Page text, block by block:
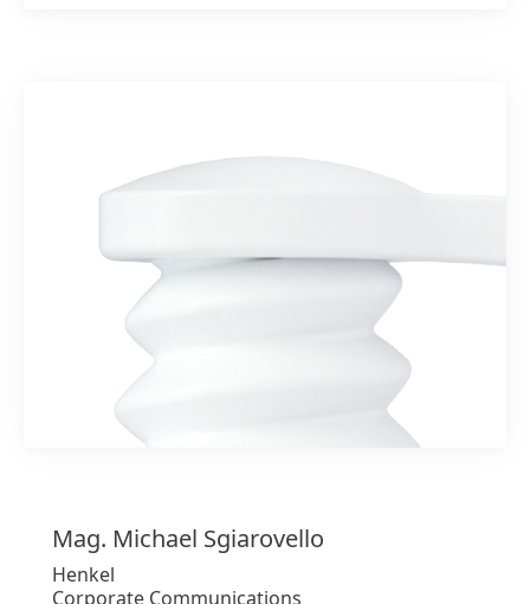
Mag. Michael Sgiarovello
Henkel
Corporate Communications